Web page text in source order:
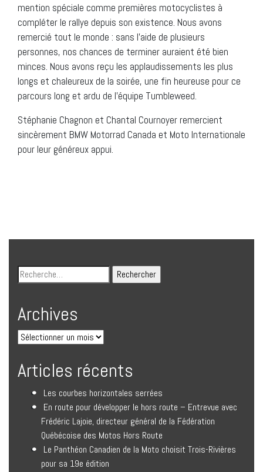
mention spéciale comme premières motocyclistes à
compléter le rallye depuis son existence. Nous avons
remercié tout le monde : sans l’aide de plusieurs
personnes, nos chances de terminer auraient été bien
minces. Nous avons reçu les applaudissements les plus
longs et chaleureux de la soirée, une fin heureuse pour ce
parcours long et ardu de l’équipe Tumbleweed.
Stéphanie Chagnon et Chantal Cournoyer remercient
sincèrement BMW Motorrad Canada et Moto Internationale
pour leur généreux appui.
Archives
Articles récents
Les courbes horizontales serrées
En route pour développer le hors route – Entrevue avec
Frédéric Lajoie, directeur général de la Fédération
Québécoise des Motos Hors Route
Le Panthéon Canadien de la Moto choisit Trois-Rivières
pour sa 19e édition